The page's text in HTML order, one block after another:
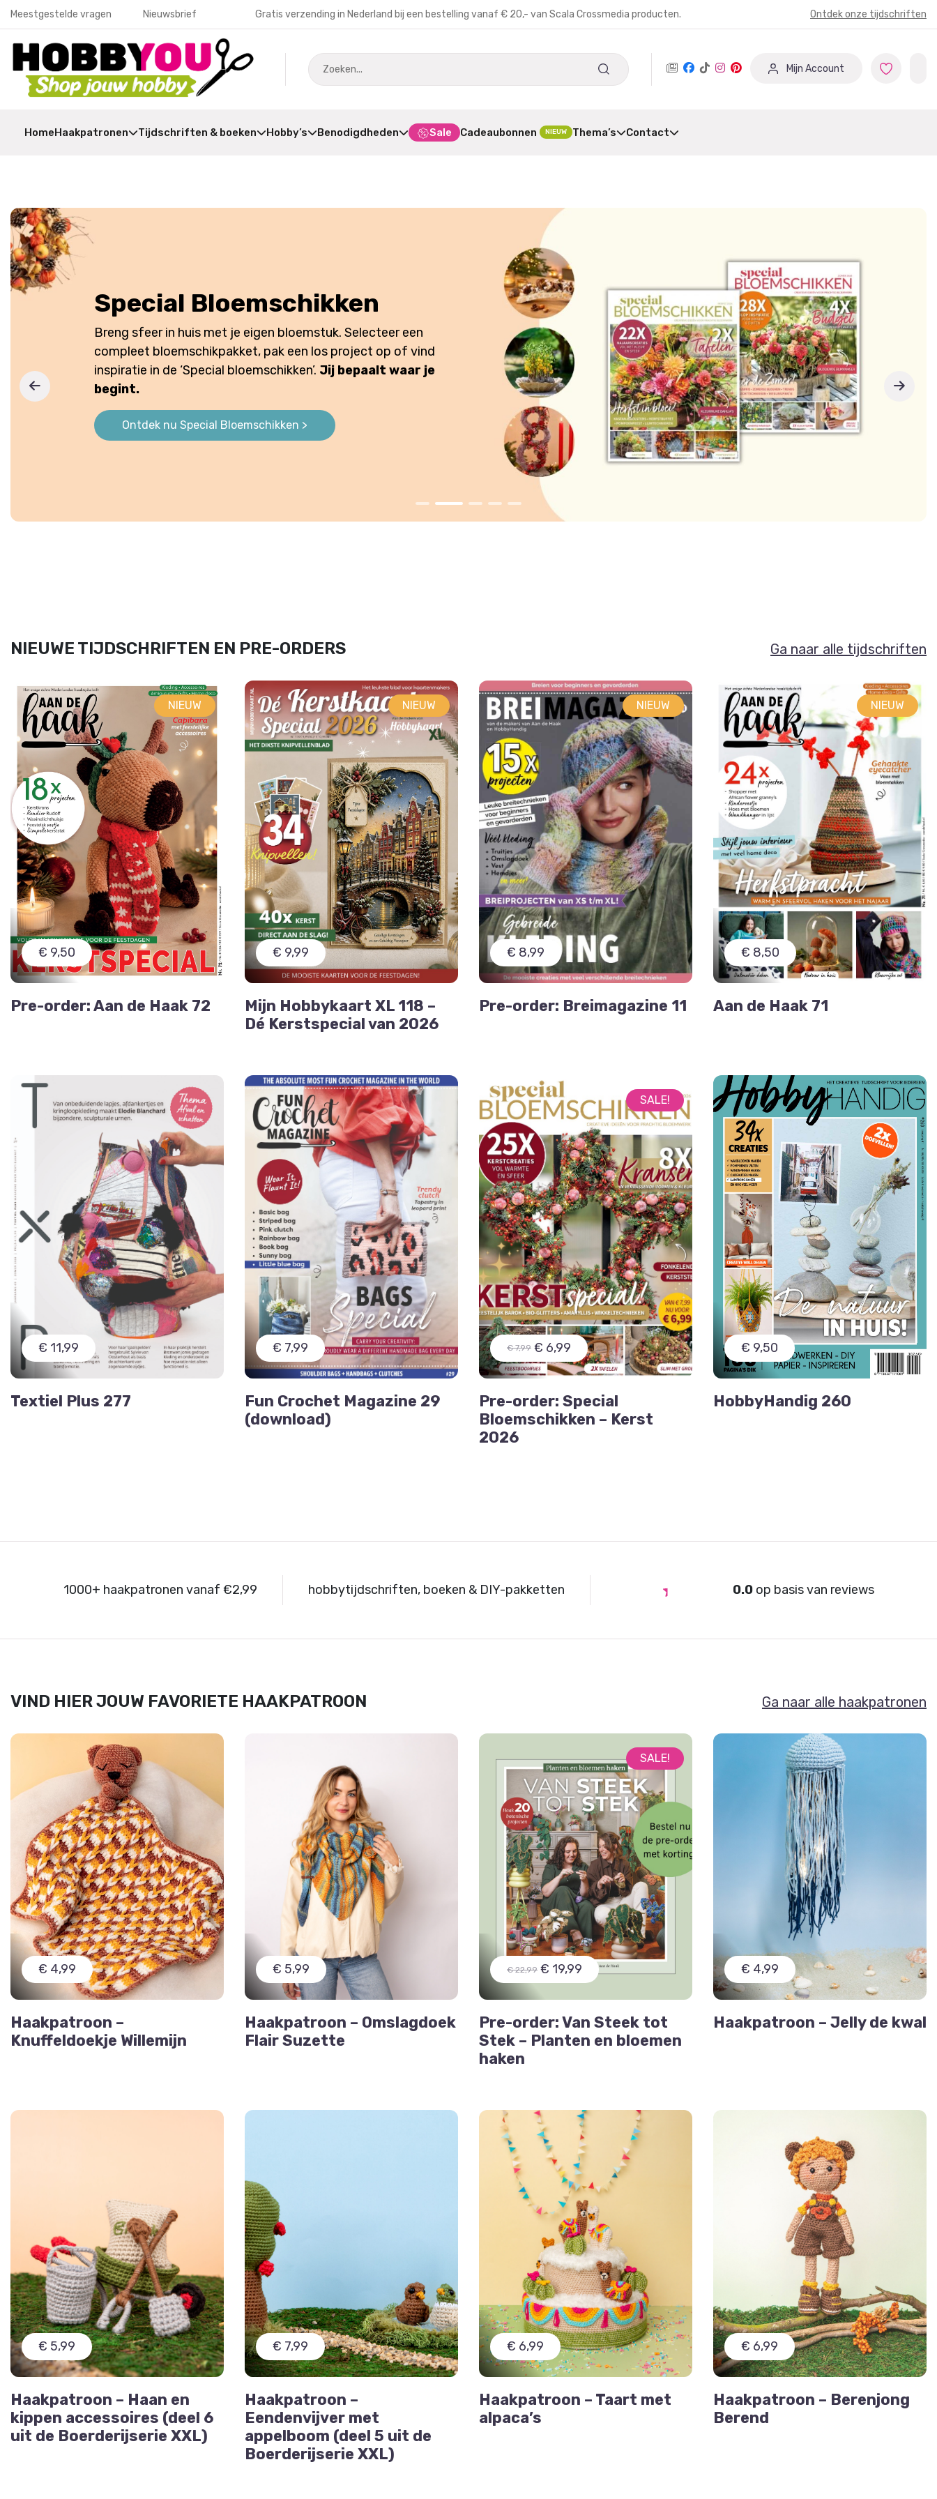
Meestgestelde vragen Nieuwsbrief Gratis verzending in Nederland bij een bestelling vanaf € 20,- van Scala Crossmedia producten. Ontdek onze tijdschriften
Mijn Account
HomeHaakpatronen Tijdschriften & boeken Hobby’s Benodigdheden Sale Cadeaubonnen NIEUW Thema’s Contact
Direct aan de slag
Klaar voor de start? Af!Alles-in-één krijg je bij een compleet
DIY-pakket om direct te beginnen methaken, breien of
knutselen. Ontdek onze complete doe-het-zelf en brei- en
haakpakketten
naar alle haakpakketten >
NIEUWE TIJDSCHRIFTEN EN PRE-ORDERS Ga naar alle tijdschriften
NIEUW
€ 9,50
Pre-order: Aan de Haak 72
NIEUW
€ 9,99
Mijn Hobbykaart XL 118 –
Dé Kerstspecial van 2026
NIEUW
€ 8,99
Pre-order: Breimagazine 11
NIEUW
€ 8,50
Aan de Haak 71
€ 11,99
Textiel Plus 277
€ 7,99
Fun Crochet Magazine 29
(download)
SALE!
€ 7,99 € 6,99
Pre-order: Special
Bloemschikken – Kerst
2026
€ 9,50
HobbyHandig 260
1000+ haakpatronen vanaf €2,99 hobbytijdschriften, boeken & DIY-pakketten 0.0op basis van reviews
VIND HIER JOUW FAVORIETE HAAKPATROON Ga naar alle haakpatronen
€ 4,99
Haakpatroon –
Knuffeldoekje Willemijn
€ 5,99
Haakpatroon – Omslagdoek
Flair Suzette
SALE!
€ 22,99 € 19,99
Pre-order: Van Steek tot
Stek – Planten en bloemen
haken
€ 4,99
Haakpatroon – Jelly de kwal
€ 5,99
Haakpatroon – Haan en
kippen accessoires (deel 6
uit de Boerderijserie XXL)
€ 7,99
Haakpatroon –
Eendenvijver met
appelboom (deel 5 uit de
Boerderijserie XXL)
€ 6,99
Haakpatroon – Taart met
alpaca’s
€ 6,99
Haakpatroon – Berenjong
Berend